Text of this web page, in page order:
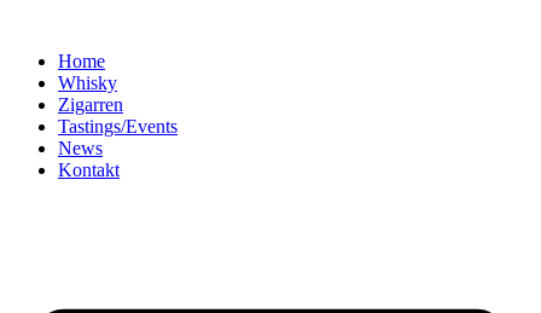
Home
Whisky
Zigarren
Tastings/Events
News
Kontakt